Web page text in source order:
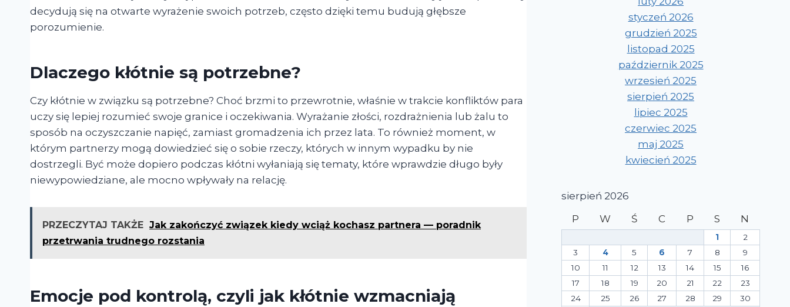
decydują się na otwarte wyrażenie swoich potrzeb, często dzięki temu budują głębsze
porozumienie.
Dlaczego kłótnie są potrzebne?
Czy kłótnie w związku są potrzebne? Choć brzmi to przewrotnie, właśnie w trakcie konfliktów para
uczy się lepiej rozumieć swoje granice i oczekiwania. Wyrażanie złości, rozdrażnienia lub żalu to
sposób na oczyszczanie napięć, zamiast gromadzenia ich przez lata. To również moment, w
którym partnerzy mogą dowiedzieć się o sobie rzeczy, których w innym wypadku by nie
dostrzegli. Być może dopiero podczas kłótni wyłaniają się tematy, które wprawdzie długo były
niewypowiedziane, ale mocno wpływały na relację.
PRZECZYTAJ TAKŻE Jak zakończyć związek kiedy wciąż kochasz partnera — poradnik
przetrwania trudnego rozstania
Emocje pod kontrolą, czyli jak kłótnie wzmacniają
styczeń 2026
grudzień 2025
listopad 2025
październik 2025
wrzesień 2025
sierpień 2025
lipiec 2025
czerwiec 2025
maj 2025
kwiecień 2025
sierpień 2026
P
W Ś C P S N
1
2
3
4 5 6 7 8
9
10
11 12 13 14 15
16
17
18 19 20 21 22
23
24
25 26 27 28 29
30